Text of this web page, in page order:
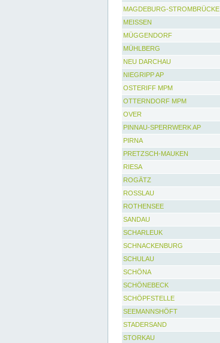
MAGDEBURG-STROMBRÜCKE
MEISSEN
MÜGGENDORF
MÜHLBERG
NEU DARCHAU
NIEGRIPP AP
OSTERIFF MPM
OTTERNDORF MPM
OVER
PINNAU-SPERRWERK AP
PIRNA
PRETZSCH-MAUKEN
RIESA
ROGÄTZ
ROSSLAU
ROTHENSEE
SANDAU
SCHARLEUK
SCHNACKENBURG
SCHULAU
SCHÖNA
SCHÖNEBECK
SCHÖPFSTELLE
SEEMANNSHÖFT
STADERSAND
STORKAU